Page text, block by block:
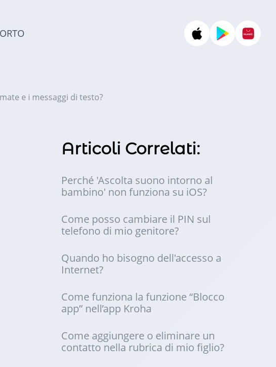
e i messaggi di testo?
Articoli Correlati:
Perché 'Ascolta suono intorno al
bambino' non funziona su iOS?
Come posso cambiare il PIN sul
telefono di mio genitore?
Quando ho bisogno dell'accesso a
Internet?
Come funziona la funzione “Blocco
app” nell’app Kroha
Come aggiungere o eliminare un
contatto nella rubrica di mio figlio?